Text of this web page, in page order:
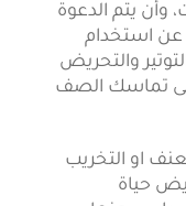
وأن يتم الدعوة
عن استخدام
والتحريض
تماسك الصف
او التخريب
حياة